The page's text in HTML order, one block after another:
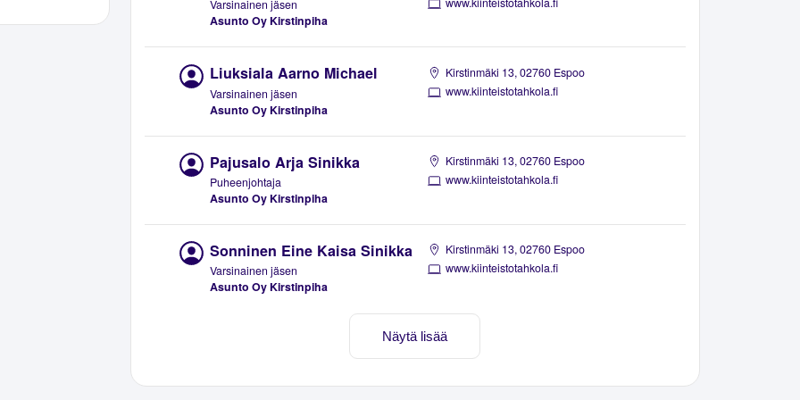
Varsinainen jäsen
Asunto Oy Kirstinpiha
Liuksiala Aarno Michael
Varsinainen jäsen
Asunto Oy Kirstinpiha
Kirstinmäki 13, 02760 Espoo
www.kiinteistotahkola.fi
Pajusalo Arja Sinikka
Puheenjohtaja
Asunto Oy Kirstinpiha
Kirstinmäki 13, 02760 Espoo
www.kiinteistotahkola.fi
Sonninen Eine Kaisa Sinikka
Varsinainen jäsen
Asunto Oy Kirstinpiha
Kirstinmäki 13, 02760 Espoo
www.kiinteistotahkola.fi
Näytä lisää